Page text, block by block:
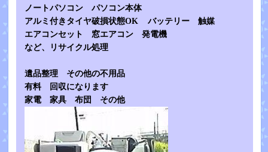
ノートパソコン パソコン本体
アルミ付きタイヤ破損状態OK バッテリー 触媒
エアコンセット 窓エアコン 発電機
など、リサイクル処理
遺品整理 その他の不用品
有料 回収になります
家電 家具 布団 その他